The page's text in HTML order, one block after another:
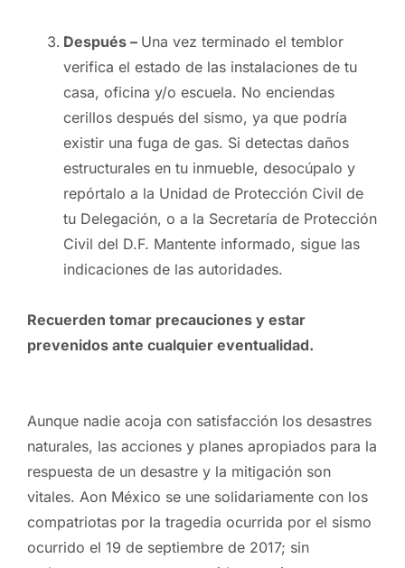
Después – Una vez terminado el temblor
verifica el estado de las instalaciones de tu
casa, oficina y/o escuela. No enciendas
cerillos después del sismo, ya que podría
existir una fuga de gas. Si detectas daños
estructurales en tu inmueble, desocúpalo y
repórtalo a la Unidad de Protección Civil de
tu Delegación, o a la Secretaría de Protección
Civil del D.F. Mantente informado, sigue las
indicaciones de las autoridades.
Recuerden tomar precauciones y estar
prevenidos ante cualquier eventualidad.
Aunque nadie acoja con satisfacción los desastres
naturales, las acciones y planes apropiados para la
respuesta de un desastre y la mitigación son
vitales. Aon México se une solidariamente con los
compatriotas por la tragedia ocurrida por el sismo
ocurrido el 19 de septiembre de 2017; sin